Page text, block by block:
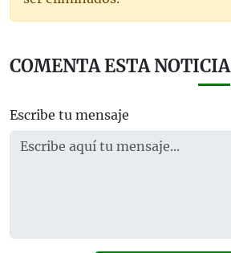
COMENTA ESTA NOTICIA
Escribe tu mensaje